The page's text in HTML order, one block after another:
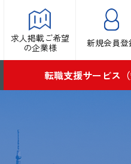
求人掲載ご希望
の企業様
新規会員登
転職支援サービス